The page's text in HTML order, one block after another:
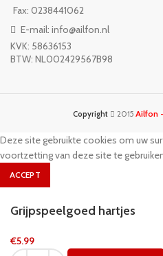
Fax: 0238441062
E-mail: info@ailfon.nl
KVK: 58636153
BTW: NL002429567B98
Copyright 2015 Ailfon -
Deze site gebruikte cookies om uw
voortzetting van deze site te
ACCEPT
Grijpspeelgoed hartjes
€5.99